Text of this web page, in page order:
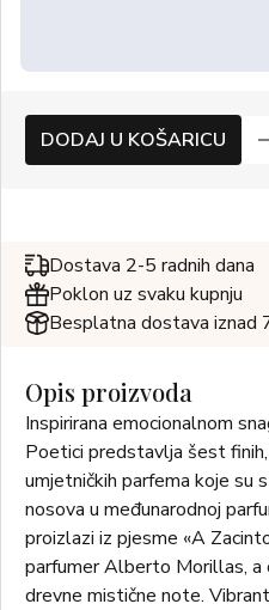
DODAJ U KOŠARICU
Dostava 2-5 radnih dana
Poklon uz svaku kupnju
Besplatna dostava iznad
Opis proizvoda
Inspirirana emocionalnom
Poetici predstavlja šest
umjetničkih parfema koje su
nosova u međunarodnoj
proizlazi iz pjesme «A
parfumer Alberto Morillas, a
drevne mistične note.